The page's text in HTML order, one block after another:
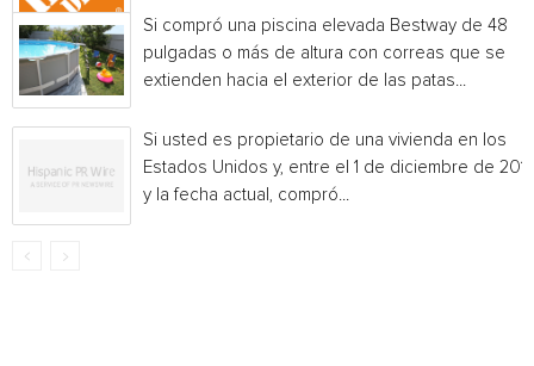
Si compró una piscina elevada Bestway de 48
pulgadas o más de altura con correas que se
extienden hacia el exterior de las patas...
Si usted es propietario de una vivienda en los
Estados Unidos y, entre el 1 de diciembre de
y la fecha actual, compró...